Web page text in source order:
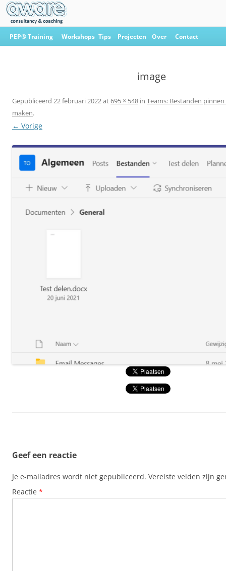
Ga
naar
PEP® Training Workshops Tips Projecten Over Contact
image
Gepubliceerd 22 februari 2022at695 × 548 in Teams: Bestanden
maken.
← Vorige
Geef een reactie
Je e-mailadres wordt niet gepubliceerd. Vereiste velden zijn
Reactie *